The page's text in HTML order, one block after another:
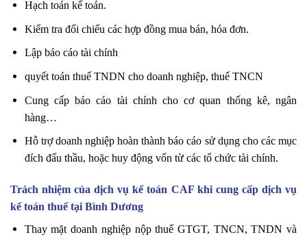
Hạch toán kế toán.
Kiểm tra đối chiếu các hợp đồng mua bán, hóa đơn.
Lập báo cáo tài chính
quyết toán thuế TNDN cho doanh nghiệp, thuế TNCN
Cung cấp báo cáo tài chính cho cơ quan thống kê, ngân
hàng…
Hỗ trợ doanh nghiệp hoàn thành báo cáo sử dụng cho các mục
đích đấu thầu, hoặc huy động vốn từ các tổ chức tài chính.
Trách nhiệm của dịch vụ kế toán CAF khi cung cấp dịch vụ
kế toán thuế tại Bình Dương
Thay mặt doanh nghiệp nộp thuế GTGT, TNCN, TNDN và